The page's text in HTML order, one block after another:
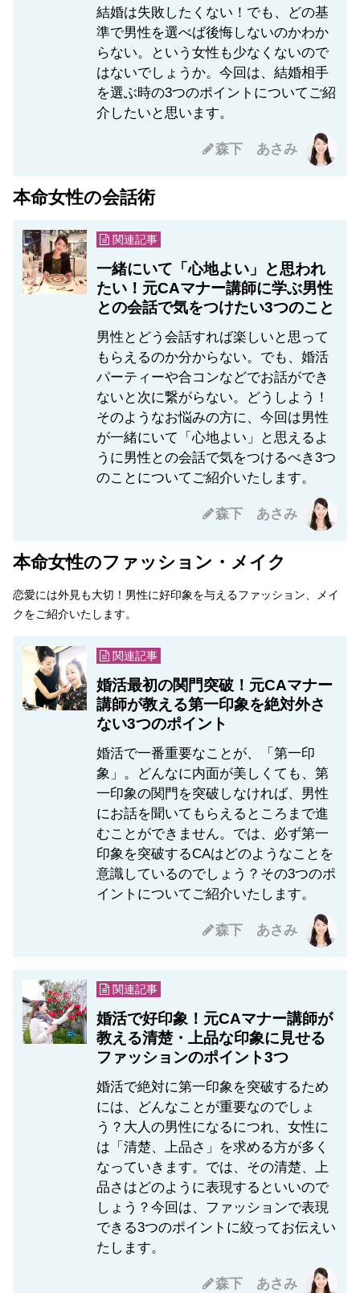
結婚は失敗したくない！でも、どの基
準で男性を選べば後悔しないのかわか
らない。という女性も少なくないので
はないでしょうか。今回は、結婚相手
を選ぶ時の3つのポイントについてご紹
介したいと思います。
森下 あさみ
本命女性の会話術
関連記事
一緒にいて「心地よい」と思われ
たい！元CAマナー講師に学ぶ男性
との会話で気をつけたい3つのこと
男性とどう会話すれば楽しいと思って
もらえるのか分からない。でも、婚活
パーティーや合コンなどでお話ができ
ないと次に繋がらない。どうしよう！
そのようなお悩みの方に、今回は男性
が一緒にいて「心地よい」と思えるよ
うに男性との会話で気をつけるべき3つ
のことについてご紹介いたします。
森下 あさみ
本命女性のファッション・メイク
恋愛には外見も大切！男性に好印象を与えるファッション、メイ
クをご紹介いたします。
関連記事
婚活最初の関門突破！元CAマナー
講師が教える第一印象を絶対外さ
ない3つのポイント
婚活で一番重要なことが、「第一印
象」。どんなに内面が美しくても、第
一印象の関門を突破しなければ、男性
にお話を聞いてもらえるところまで進
むことができません。では、必ず第一
印象を突破するCAはどのようなことを
意識しているのでしょう？その3つのポ
イントについてご紹介いたします。
森下 あさみ
関連記事
婚活で好印象！元CAマナー講師が
教える清楚・上品な印象に見せる
ファッションのポイント3つ
婚活で絶対に第一印象を突破するため
には、どんなことが重要なのでしょ
う？大人の男性になるにつれ、女性に
は「清楚、上品さ」を求める方が多く
なっていきます。では、その清楚、上
品さはどのように表現するといいので
しょう？今回は、ファッションで表現
できる3つのポイントに絞ってお伝えい
たします。
森下 あさみ